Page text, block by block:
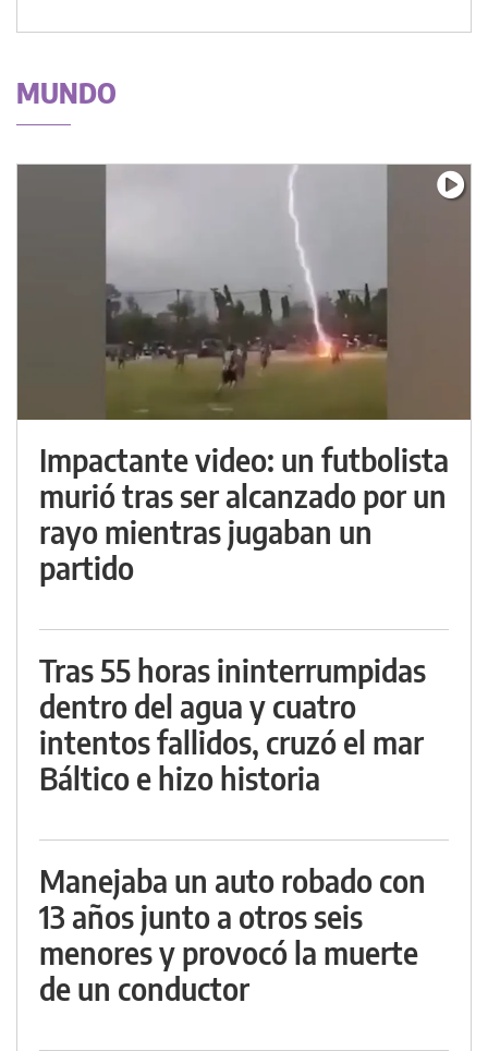
MUNDO
Impactante video: un futbolista
murió tras ser alcanzado por un
rayo mientras jugaban un
partido
Tras 55 horas ininterrumpidas
dentro del agua y cuatro
intentos fallidos, cruzó el mar
Báltico e hizo historia
Manejaba un auto robado con
13 años junto a otros seis
menores y provocó la muerte
de un conductor